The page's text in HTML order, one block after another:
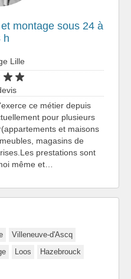
montage sous 24 à
h
Lille
ce métier depuis
pour plusieurs
et maisons
magasins de
prestations sont
même et…
Villeneuve-d'Ascq
Loos
Hazebrouck